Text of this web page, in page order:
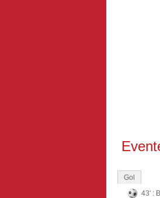
Gol
43' :